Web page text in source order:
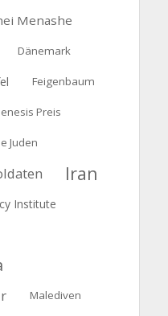
Menashe
Dänemark
Feigenbaum
Preis
Juden
Iran
Institute
Malediven